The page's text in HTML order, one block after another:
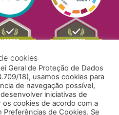
cookies
Geral de Proteção de Dados
18), usamos cookies para
de navegação possível,
iniciativas de
os cookies de acordo com a
Preferências de Cookies. Se